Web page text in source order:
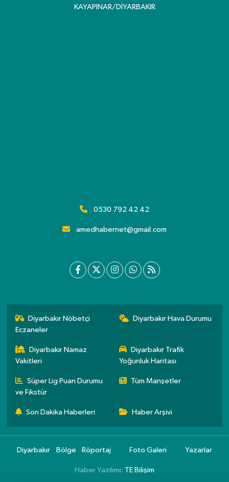
KAYAPINAR/DİYARBAKIR
0530 792 42 42
amedhabernet@gmail.com
Diyarbakır Nöbetçi
Eczaneler
Diyarbakır Hava Durumu
Diyarbakır Namaz
Vakitleri
Diyarbakır Trafik
Yoğunluk Haritası
Süper Lig Puan Durumu
ve Fikstür
Tüm Manşetler
Son Dakika Haberleri Haber Arşivi
Diyarbakır Bölge Röportaj Foto Galeri Yazarlar
Haber Yazılımı: TE Bilişim